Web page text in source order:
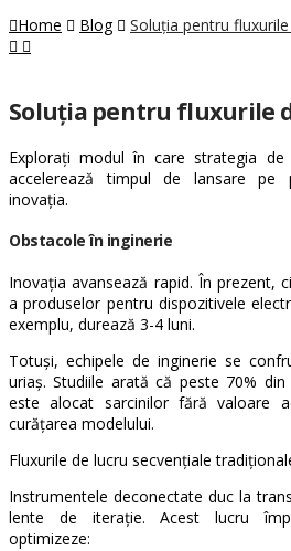
Home
Blog Soluția pentru
Soluția pentru fluxurile
Explorați modul în care strategia de
accelerează timpul de lansare pe
inovația.
Obstacole în inginerie
Inovația avansează rapid. În prezent,
a produselor pentru dispozitivele
exemplu, durează 3-4 luni.
Totuși, echipele de inginerie se
uriaș. Studiile arată că peste 70%
este alocat sarcinilor fără valoare
curățarea modelului.
Fluxurile de lucru secvențiale
Instrumentele deconectate duc la
lente de iterație. Acest lucru
optimizeze: